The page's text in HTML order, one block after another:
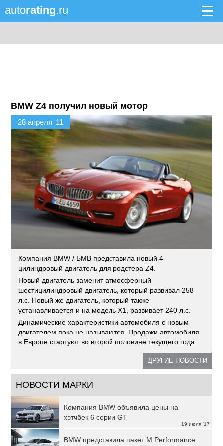
autorating.ru
BMW Z4 получил новый мотор
28 апреля '11
Компания BMW / БМВ представила новый 4-
цилиндровый двигатель для родстера Z4.
Новый двигатель заменит атмосферный
шестицилиндровый двигатель, который развивал 258
л.с. Новый же двигатель, который также
устанавливается и на модель X1, развивает 240 л.с.
Динамические характеристики автомобиля с новым
двигателем пока не называются. Продажи автомобиля
в Европе стартуют во второй половине текущего года.
ДРУГИЕ НОВОСТИ
НОВОСТИ МАРКИ
19 июля '17
Компания BMW объявила цены на
хэтчбек 6 серии GT
BMW представила пакет M Performance